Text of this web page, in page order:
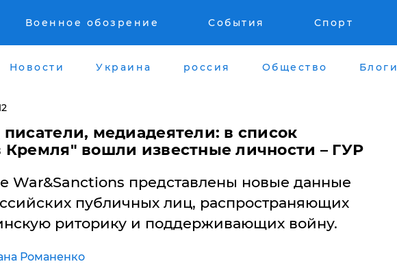
Военное обозрение События Спорт
Новости Украина россия Общество Блоги
медиадеятели: в список
Кремля" вошли известные личности – ГУР
War&Sanctions представлены новые данные
публичных лиц, распространяющих
риторику и поддерживающих войну.
Романенко